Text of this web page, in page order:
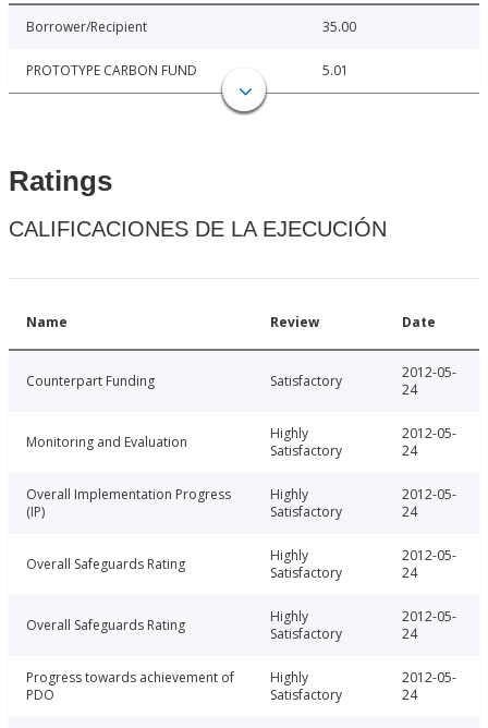
Borrower/Recipient 35.00
PROTOTYPE CARBON FUND 5.01
Ratings
CALIFICACIONES DE LA EJECUCIÓN
Name Review Date
Counterpart Funding Satisfactory
2012-05-
24
Monitoring and Evaluation
Highly
Satisfactory
2012-05-
24
Overall Implementation Progress
(IP)
Highly
Satisfactory
2012-05-
24
Overall Safeguards Rating
Highly
Satisfactory
2012-05-
24
Overall Safeguards Rating
Highly
Satisfactory
2012-05-
24
Progress towards achievement of
PDO
Highly
Satisfactory
2012-05-
24